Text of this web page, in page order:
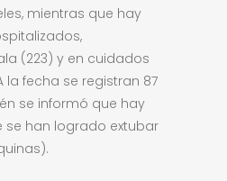
mientras que hay
(223) y en cuidados
la fecha se registran 87
se informó que hay
se han logrado extubar